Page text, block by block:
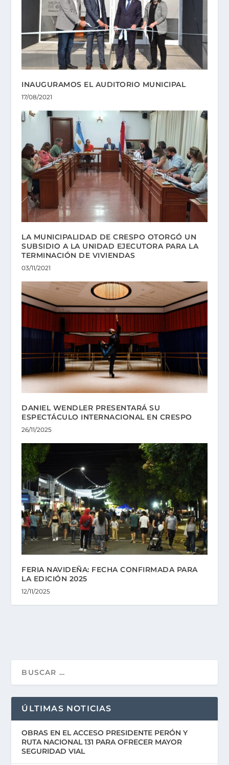
INAUGURAMOS EL AUDITORIO MUNICIPAL
17/08/2021
LA MUNICIPALIDAD DE CRESPO OTORGÓ UN
SUBSIDIO A LA UNIDAD EJECUTORA PARA LA
TERMINACIÓN DE VIVIENDAS
03/11/2021
DANIEL WENDLER PRESENTARÁ SU
ESPECTÁCULO INTERNACIONAL EN CRESPO
26/11/2025
FERIA NAVIDEÑA: FECHA CONFIRMADA PARA
LA EDICIÓN 2025
12/11/2025
ÚLTIMAS NOTICIAS
OBRAS EN EL ACCESO PRESIDENTE PERÓN Y
RUTA NACIONAL 131 PARA OFRECER MAYOR
SEGURIDAD VIAL